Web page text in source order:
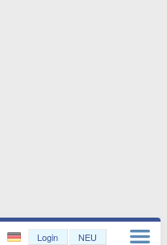
Login NEU